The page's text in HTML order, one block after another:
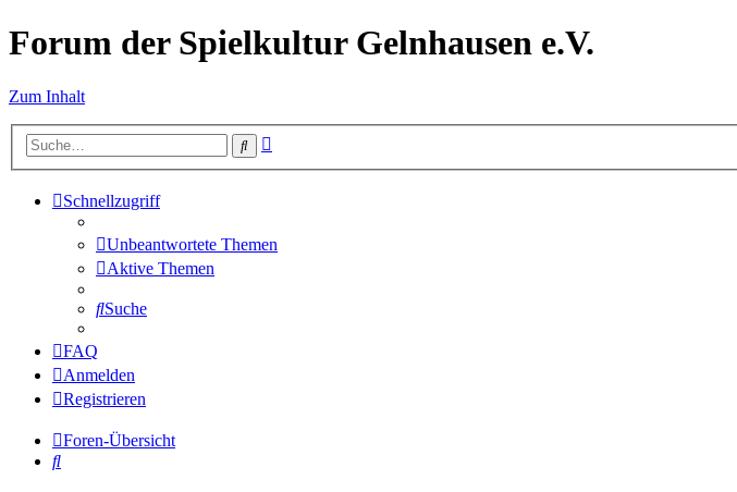
Forum der Spielkultur Gelnhausen e.V.
Zum Inhalt
Suche
Schnellzugriff
Unbeantwortete Themen
Aktive Themen
Suche
FAQ
Anmelden
Registrieren
Foren-Übersicht
Suche